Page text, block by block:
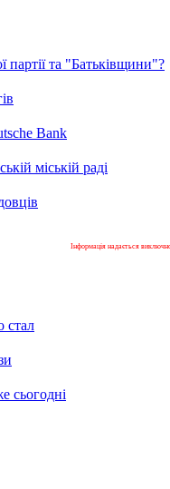
партії та "Батьківщини"?
Bank
міській раді
Інформація надається
стал
сьогодні